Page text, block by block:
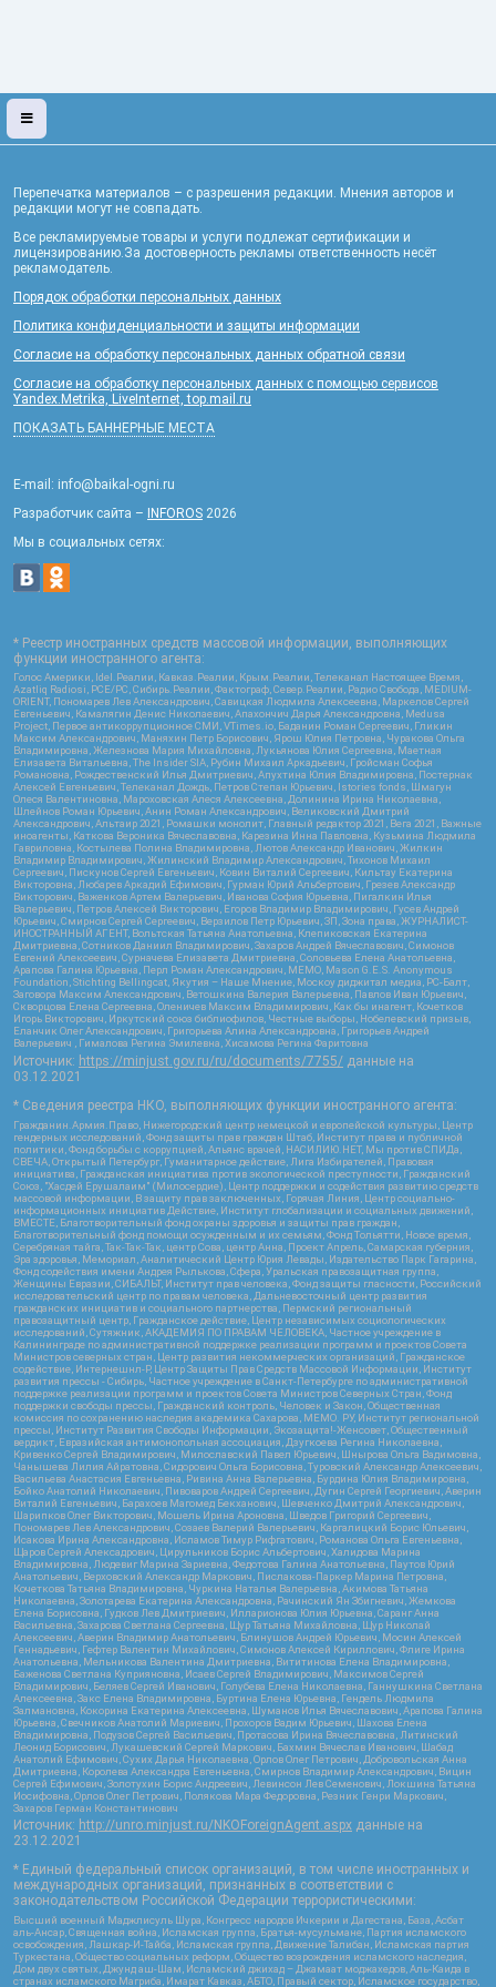
Перепечатка материалов – с разрешения редакции. Мнения авторов и
редакции могут не совпадать.
Все рекламируемые товары и услуги подлежат сертификации и
лицензированию.За достоверность рекламы ответственность несёт
рекламодатель.
Порядок обработки персональных данных
Политика конфиденциальности и защиты информации
Согласие на обработку персональных данных обратной связи
Согласие на обработку персональных данных с помощью сервисов
Yandex.Metrika, LiveInternet, top.mail.ru
ПОКАЗАТЬ БАННЕРНЫЕ МЕСТА
E-mail: info@baikal-ogni.ru
Разработчик сайта – INFOROS 2026
Мы в социальных сетях:
* Реестр иностранных средств массовой информации, выполняющих
функции иностранного агента:
Голос Америки, Idel.Реалии, Кавказ.Реалии, Крым.Реалии, Телеканал Настоящее Время,
Azatliq Radiosi, PCE/PC, Сибирь.Реалии, Фактограф, Север.Реалии, Радио Свобода, MEDIUM-
ORIENT, Пономарев Лев Александрович, Савицкая Людмила Алексеевна, Маркелов Сергей
Евгеньевич, Камалягин Денис Николаевич, Апахончич Дарья Александровна, Medusa
Project, Первое антикоррупционное СМИ, VTimes.io, Баданин Роман Сергеевич, Гликин
Максим Александрович, Маняхин Петр Борисович, Ярош Юлия Петровна, Чуракова Ольга
Владимировна, Железнова Мария Михайловна, Лукьянова Юлия Сергеевна, Маетная
Елизавета Витальевна, The Insider SIA, Рубин Михаил Аркадьевич, Гройсман Софья
Романовна, Рождественский Илья Дмитриевич, Апухтина Юлия Владимировна, Постернак
Алексей Евгеньевич, Телеканал Дождь, Петров Степан Юрьевич, Istories fonds, Шмагун
Олеся Валентиновна, Мароховская Алеся Алексеевна, Долинина Ирина Николаевна,
Шлейнов Роман Юрьевич, Анин Роман Александрович, Великовский Дмитрий
Александрович, Альтаир 2021, Ромашки монолит, Главный редактор 2021, Вега 2021, Важные
иноагенты, Каткова Вероника Вячеславовна, Карезина Инна Павловна, Кузьмина Людмила
Гавриловна, Костылева Полина Владимировна, Лютов Александр Иванович, Жилкин
Владимир Владимирович, Жилинский Владимир Александрович, Тихонов Михаил
Сергеевич, Пискунов Сергей Евгеньевич, Ковин Виталий Сергеевич, Кильтау Екатерина
Викторовна, Любарев Аркадий Ефимович, Гурман Юрий Альбертович, Грезев Александр
Викторович, Важенков Артем Валерьевич, Иванова София Юрьевна, Пигалкин Илья
Валерьевич, Петров Алексей Викторович, Егоров Владимир Владимирович, Гусев Андрей
Юрьевич, Смирнов Сергей Сергеевич, Верзилов Петр Юрьевич, ЗП, Зона права, ЖУРНАЛИСТ-
ИНОСТРАННЫЙ АГЕНТ, Вольтская Татьяна Анатольевна, Клепиковская Екатерина
Дмитриевна, Сотников Даниил Владимирович, Захаров Андрей Вячеславович, Симонов
Евгений Алексеевич, Сурначева Елизавета Дмитриевна, Соловьева Елена Анатольевна,
Арапова Галина Юрьевна, Перл Роман Александрович, МЕМО, Mason G.E.S. Anonymous
Foundation, Stichting Bellingcat, Якутия – Наше Мнение, Москоу диджитал медиа, РС-Балт,
Заговора Максим Александрович, Ветошкина Валерия Валерьевна, Павлов Иван Юрьевич,
Скворцова Елена Сергеевна, Оленичев Максим Владимирович, Как бы инагент, Кочетков
Игорь Викторович, Иркутский союз библиофилов, Честные выборы, Нобелевский призыв,
Еланчик Олег Александрович, Григорьева Алина Александровна, Григорьев Андрей
Валерьевич , Гималова Регина Эмилевна, Хисамова Регина Фаритовна
Источник: https://minjust.gov.ru/ru/documents/7755/ данные на
03.12.2021
* Сведения реестра НКО, выполняющих функции иностранного агента:
Гражданин.Армия.Право, Нижегородский центр немецкой и европейской культуры, Центр
гендерных исследований, Фонд защиты прав граждан Штаб, Институт права и публичной
политики, Фонд борьбы с коррупцией, Альянс врачей, НАСИЛИЮ.НЕТ, Мы против СПИДа,
СВЕЧА, Открытый Петербург, Гуманитарное действие, Лига Избирателей, Правовая
инициатива, Гражданская инициатива против экологической преступности, Гражданский
Союз, "Хасдей Ерушалаим" (Милосердие), Центр поддержки и содействия развитию средств
массовой информации, В защиту прав заключенных, Горячая Линия, Центр социально-
информационных инициатив Действие, Институт глобализации и социальных движений,
ВМЕСТЕ, Благотворительный фонд охраны здоровья и защиты прав граждан,
Благотворительный фонд помощи осужденным и их семьям, Фонд Тольятти, Новое время,
Серебряная тайга, Так-Так-Так, центр Сова, центр Анна, Проект Апрель, Самарская губерния,
Эра здоровья, Мемориал, Аналитический Центр Юрия Левады, Издательство Парк Гагарина,
Фонд содействия имени Андрея Рылькова, Сфера, Уральская правозащитная группа,
Женщины Евразии, СИБАЛЬТ, Институт прав человека, Фонд защиты гласности, Российский
исследовательский центр по правам человека, Дальневосточный центр развития
гражданских инициатив и социального партнерства, Пермский региональный
правозащитный центр, Гражданское действие, Центр независимых социологических
исследований, Сутяжник, АКАДЕМИЯ ПО ПРАВАМ ЧЕЛОВЕКА, Частное учреждение в
Калининграде по административной поддержке реализации программ и проектов Совета
Министров северных стран, Центр развития некоммерческих организаций, Гражданское
содействие, Интернешнл-Р, Центр Защиты Прав Средств Массовой Информации, Институт
развития прессы - Сибирь, Частное учреждение в Санкт-Петербурге по административной
поддержке реализации программ и проектов Совета Министров Северных Стран, Фонд
поддержки свободы прессы, Гражданский контроль, Человек и Закон, Общественная
комиссия по сохранению наследия академика Сахарова, МЕМО. РУ, Институт региональной
прессы, Институт Развития Свободы Информации, Экозащита!-Женсовет, Общественный
вердикт, Евразийская антимонопольная ассоциация, Дзугкоева Регина Николаевна,
Кривенко Сергей Владимирович, Милославский Павел Юрьевич, Шнырова Ольга Вадимовна,
Чанышева Лилия Айратовна, Сидорович Ольга Борисовна, Туровский Александр Алексеевич,
Васильева Анастасия Евгеньевна, Ривина Анна Валерьевна, Бурдина Юлия Владимировна,
Бойко Анатолий Николаевич, Пивоваров Андрей Сергеевич, Дугин Сергей Георгиевич, Аверин
Виталий Евгеньевич, Барахоев Магомед Бекханович, Шевченко Дмитрий Александрович,
Шарипков Олег Викторович, Мошель Ирина Ароновна, Шведов Григорий Сергеевич,
Пономарев Лев Александрович, Созаев Валерий Валерьевич, Каргалицкий Борис Юльевич,
Исакова Ирина Александровна, Исламов Тимур Рифгатович, Романова Ольга Евгеньевна,
Щаров Сергей Алексадрович, Цирульников Борис Альбертович, Халидова Марина
Владимировна, Людевиг Марина Зариевна, Федотова Галина Анатольевна, Паутов Юрий
Анатольевич, Верховский Александр Маркович, Пислакова-Паркер Марина Петровна,
Кочеткова Татьяна Владимировна, Чуркина Наталья Валерьевна, Акимова Татьяна
Николаевна, Золотарева Екатерина Александровна, Рачинский Ян Збигневич, Жемкова
Елена Борисовна, Гудков Лев Дмитриевич, Илларионова Юлия Юрьевна, Саранг Анна
Васильевна, Захарова Светлана Сергеевна, Щур Татьяна Михайловна, Щур Николай
Алексеевич, Аверин Владимир Анатольевич, Блинушов Андрей Юрьевич, Мосин Алексей
Геннадьевич, Гефтер Валентин Михайлович, Симонов Алексей Кириллович, Флиге Ирина
Анатольевна, Мельникова Валентина Дмитриевна, Вититинова Елена Владимировна,
Баженова Светлана Куприяновна, Исаев Сергей Владимирович, Максимов Сергей
Владимирович, Беляев Сергей Иванович, Голубева Елена Николаевна, Ганнушкина Светлана
Алексеевна, Закс Елена Владимировна, Буртина Елена Юрьевна, Гендель Людмила
Залмановна, Кокорина Екатерина Алексеевна, Шуманов Илья Вячеславович, Арапова Галина
Юрьевна, Свечников Анатолий Мариевич, Прохоров Вадим Юрьевич, Шахова Елена
Владимировна, Подузов Сергей Васильевич, Протасова Ирина Вячеславовна, Литинский
Леонид Борисович, Лукашевский Сергей Маркович, Бахмин Вячеслав Иванович, Шабад
Анатолий Ефимович, Сухих Дарья Николаевна, Орлов Олег Петрович, Добровольская Анна
Дмитриевна, Королева Александра Евгеньевна, Смирнов Владимир Александрович, Вицин
Сергей Ефимович, Золотухин Борис Андреевич, Левинсон Лев Семенович, Локшина Татьяна
Иосифовна, Орлов Олег Петрович, Полякова Мара Федоровна, Резник Генри Маркович,
Захаров Герман Константинович
Источник: http://unro.minjust.ru/NKOForeignAgent.aspx данные на
23.12.2021
* Единый федеральный список организаций, в том числе иностранных и
международных организаций, признанных в соответствии с
законодательством Российской Федерации террористическими:
Высший военный Маджлисуль Шура, Конгресс народов Ичкерии и Дагестана, База, Асбат
аль-Ансар, Священная война, Исламская группа, Братья-мусульмане, Партия исламского
освобождения, Лашкар-И-Тайба, Исламская группа, Движение Талибан, Исламская партия
Туркестана, Общество социальных реформ, Общество возрождения исламского наследия,
Дом двух святых, Джунд аш-Шам, Исламский джихад – Джамаат моджахедов, Аль-Каида в
странах исламского Магриба, Имарат Кавказ, АБТО, Правый сектор, Исламское государство,